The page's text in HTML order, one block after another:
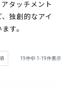
タッチメント
独創的なアイ
す。
19件中 1 -19件表示